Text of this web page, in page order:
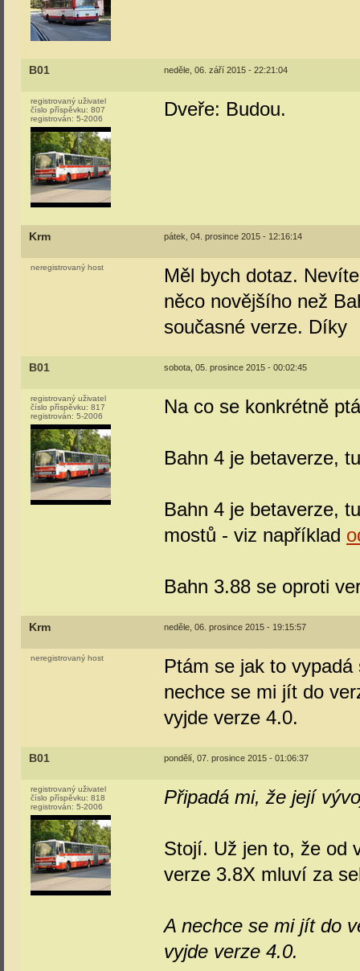
B01 neděle, 06. září 2015 - 22:21:04
registrovaný uživatel
číslo příspěvku: 807
registrován: 5-2006 Dveře: Budou.
Krm pátek, 04. prosince 2015 - 12:16:14
neregistrovaný host
Měl bych dotaz.
něco novějšího než
současné verze. Díky
B01 sobota, 05. prosince 2015 - 00:02:45
registrovaný uživatel
číslo příspěvku: 817
registrován: 5-2006 Na co se konkrétně
Bahn 4 je betaverze,
Bahn 4 je betaverze,
mostů - viz například
Bahn 3.88 se oproti
Krm neděle, 06. prosince 2015 - 19:15:57
neregistrovaný host
Ptám se jak to
nechce se mi jít do
vyjde verze 4.0.
B01 pondělí, 07. prosince 2015 - 01:06:37
registrovaný uživatel
číslo příspěvku: 818
registrován: 5-2006 Připadá mi, že její
Stojí. Už jen to, že od
verze 3.8X mluví za
A nechce se mi jít do
vyjde verze 4.0.